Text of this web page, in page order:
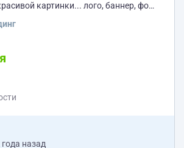
картинки... лого, баннер, фон
года назад